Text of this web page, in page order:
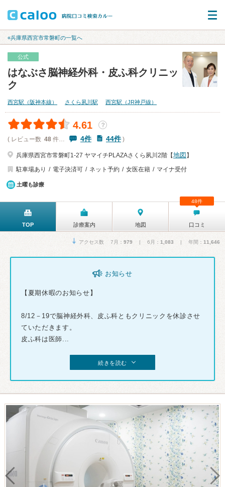
«兵庫県西宮市常磐町の一覧へ
公式
はなぶさ脳神経外科・皮ふ科クリニッ
ク
西宮駅（阪神本線） さくら夙川駅 西宮駅（JR神戸線）
4.61
？
( レビュー数 48 件… 4件 44件)
兵庫県西宮市常磐町1-27 ヤマイチPLAZAさくら夙川2階【地図 】
駐車場あり
電子決済可 ネット予約 女医在籍 マイナ受付
土曜も診療
TOP 診療案内 地図 口コミ
48件
アクセス数 7月： 979 | 6月： 1,083 | 年間： 11,646
お知らせ
【夏期休暇のお知らせ】
8/12－19で脳神経外科、皮ふ科ともクリニックを休診させ
ていただきます。
皮ふ科は医師...
続きを読む